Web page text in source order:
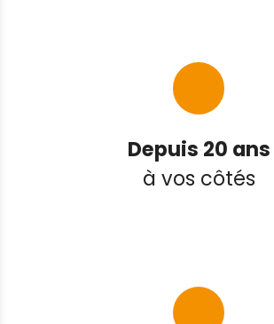
Depuis 20 ans
à vos côtés